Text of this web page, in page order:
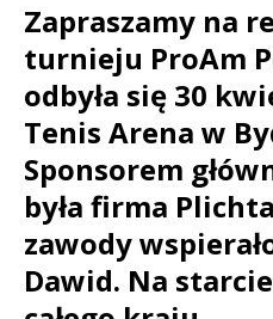
Zapraszamy na
turnieju ProAm
odbyła się 30
Tenis Arena w
Sponsorem
była firma
zawody
Dawid. Na